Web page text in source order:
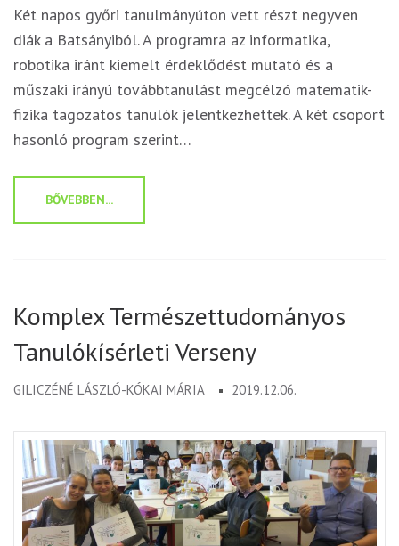
Két napos győri tanulmányúton vett részt negyven
diák a Batsányiból. A programra az informatika,
robotika iránt kiemelt érdeklődést mutató és a
műszaki irányú továbbtanulást megcélzó matematik-
fizika tagozatos tanulók jelentkezhettek. A két csoport
hasonló program szerint…
BŐVEBBEN...
Komplex Természettudományos
Tanulókísérleti Verseny
GILICZÉNÉ LÁSZLÓ-KÓKAI MÁRIA 2019.12.06.